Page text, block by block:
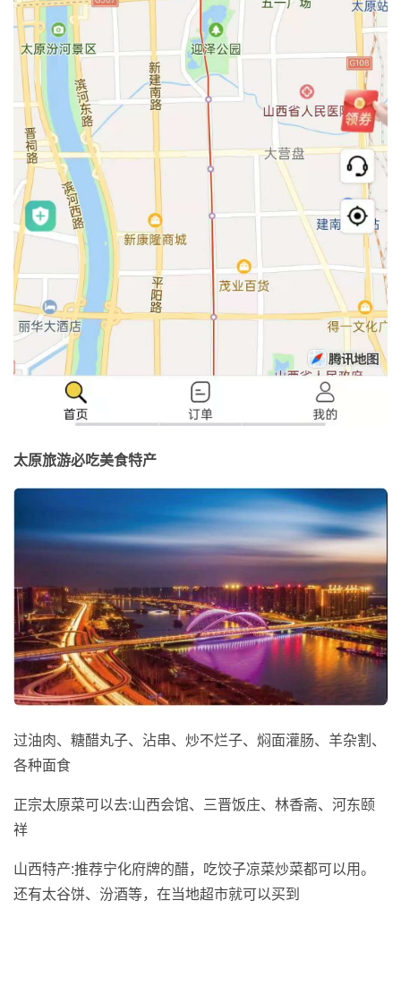
太原旅游必吃美食特产
过油肉、糖醋丸子、沾串、炒不烂子、焖面灌肠、羊杂割、
各种面食
正宗太原菜可以去:山西会馆、三晋饭庄、林香斋、河东颐
祥
山西特产:推荐宁化府牌的醋，吃饺子凉菜炒菜都可以用。
还有太谷饼、汾酒等，在当地超市就可以买到